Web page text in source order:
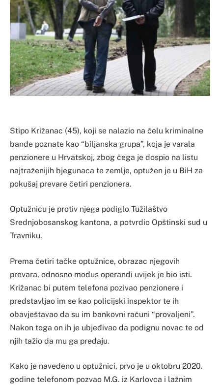
Stipo Križanac (45), koji se nalazio na čelu kriminalne
bande poznate kao “biljanska grupa”, koja je varala
penzionere u Hrvatskoj, zbog čega je dospio na listu
najtraženijih bjegunaca te zemlje, optužen je u BiH za
pokušaj prevare četiri penzionera.
Optužnicu je protiv njega podiglo Tužilaštvo
Srednjobosanskog kantona, a potvrdio Opštinski sud u
Travniku.
Prema četiri tačke optužnice, obrazac njegovih
prevara, odnosno modus operandi uvijek je bio isti.
Križanac bi putem telefona pozivao penzionere i
predstavljao im se kao policijski inspektor te ih
obavještavao da su im bankovni računi “provaljeni”.
Nakon toga on ih je ubjeđivao da podignu novac te od
njih tažio da mu ga predaju.
Kako je navedeno u optužnici, prvo je u oktobru 2020.
godine telefonom pozvao M.G. iz Karlovca i lažnim